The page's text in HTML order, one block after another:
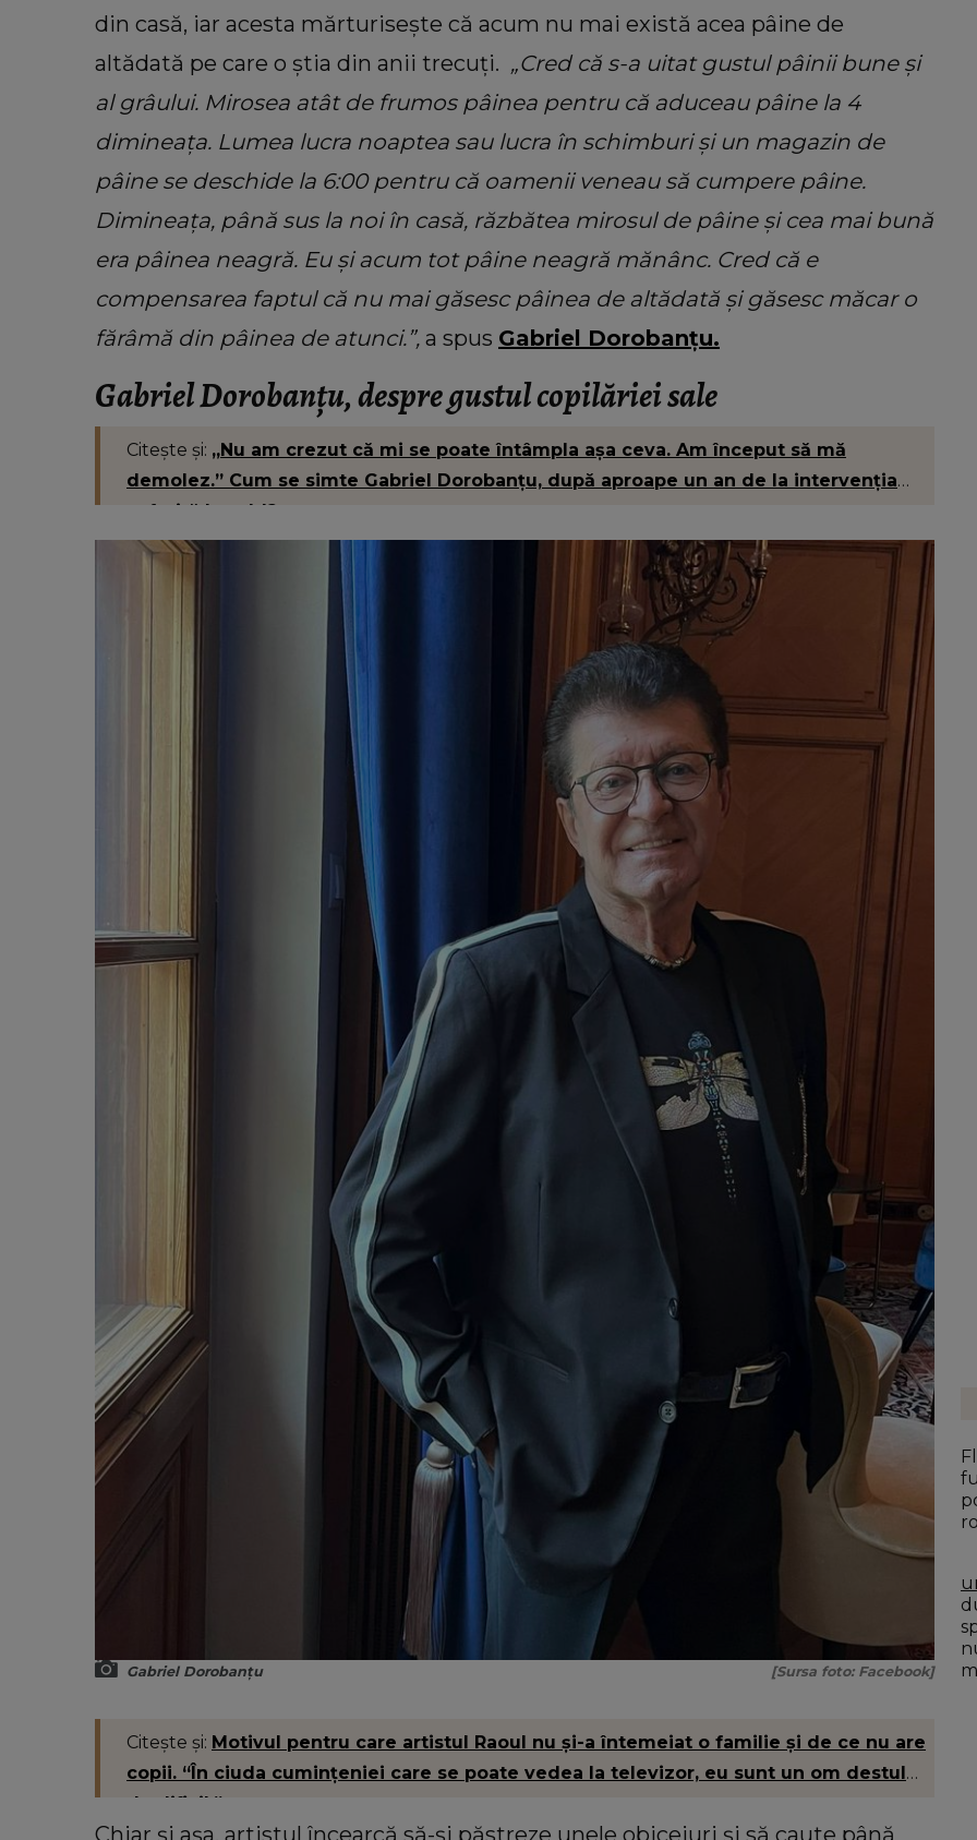
din casă, iar acesta mărturisește că acum nu mai există acea pâine de
altădată pe care o știa din anii trecuți. „Cred că s-a uitat gustul pâinii bune și
al grâului. Mirosea atât de frumos pâinea pentru că aduceau pâine la 4
dimineața. Lumea lucra noaptea sau lucra în schimburi și un magazin de
pâine se deschide la 6:00 pentru că oamenii veneau să cumpere pâine.
Dimineața, până sus la noi în casă, răzbătea mirosul de pâine și cea mai bună
era pâinea neagră. Eu și acum tot pâine neagră mănânc. Cred că e
compensarea faptul că nu mai găsesc pâinea de altădată și găsesc măcar o
fărâmă din pâinea de atunci.”, a spus Gabriel Dorobanțu.
Gabriel Dorobanțu, despre gustul copilăriei sale
Citește și: „Nu am crezut că mi se poate întâmpla așa ceva. Am început să mă
demolez.” Cum se simte Gabriel Dorobanțu, după aproape un an de la intervenția
suferită la șold?
Gabriel Dorobanțu [Sursa foto: Facebook]
Citește și: Motivul pentru care artistul Raoul nu și-a întemeiat o familie și de ce nu are
copii. “În ciuda cumințeniei care se poate vedea la televizor, eu sunt un om destul
de dificil.”